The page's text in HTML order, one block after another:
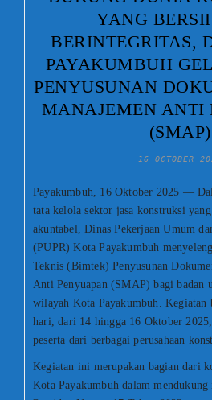
YANG
BERINTEGRITAS,
PAYAKUMBUH
PENYUSUNAN
MANAJEMEN ANTI
(SMAP)
16 OCTOBER
Payakumbuh, 16 Oktober 2025 —
tata kelola sektor jasa konstruksi
akuntabel, Dinas Pekerjaan Umum
(PUPR) Kota Payakumbuh
Teknis (Bimtek) Penyusunan
Anti Penyuapan (SMAP) bagi badan
wilayah Kota Payakumbuh. Kegiatan
hari, dari 14 hingga 16 Oktober
peserta dari berbagai perusahaan
Kegiatan ini merupakan bagian dari
Kota Payakumbuh dalam